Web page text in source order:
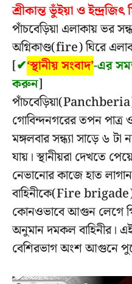
শ্রীকান্ত ভুঁইয়া ও ইন্দ্রজিৎ
পাঁচবেড়িয়া এলাকায় ভর
অগ্নিকাণ্ড(fire) ঘিরে
[✔‘স্থানীয় সংবাদ’-এর
করুন]
গোবিন্দনগরের তপন পাত্র
মঙ্গলবার সন্ধ্যা সাড়ে ৬
যায়।‌ স্থানীয়রা দেখতে
নেভানোর কাজে হাত
বাহিনীকে(Fire
কোনওভাবে আগুন লেগে
অনুমান দমকল বাহিনীর।
বেশিরভাগ অংশ আগুনে